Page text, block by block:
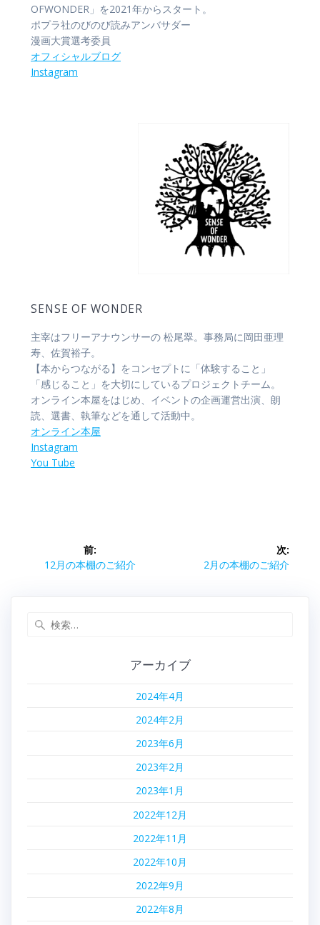
OFWONDER」を2021年からスタート。
ポプラ社のびのび読みアンバサダー
漫画大賞選考委員
オフィシャルブログ
Instagram
SENSE OF WONDER
主宰はフリーアナウンサーの 松尾翠。事務局に岡田亜理
寿、佐賀裕子。
【本からつながる】をコンセプトに「体験すること」
「感じること」を大切にしているプロジェクトチーム。
オンライン本屋をはじめ、イベントの企画運営出演、朗
読、選書、執筆などを通して活動中。
オンライン本屋
Instagram
You Tube
ビ
前:
前
12月の本棚のご紹介
次:
次
2月の本棚のご紹介
アーカイブ
2024年4月
2024年2月
2023年6月
2023年2月
2023年1月
2022年12月
2022年11月
2022年10月
2022年9月
2022年8月